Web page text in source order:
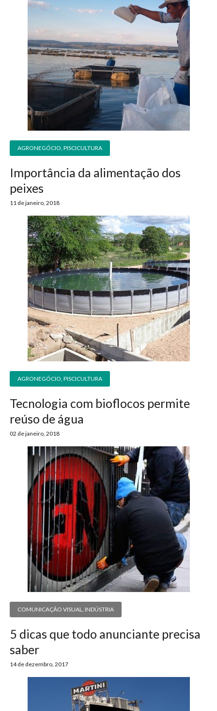
AGRONEGÓCIO PISCICULTURA
Importância da alimentação dos
peixes
11 de janeiro, 2018
AGRONEGÓCIO PISCICULTURA
Tecnologia com bioflocos permite
reúso de água
02 de janeiro, 2018
COMUNICAÇÃO VISUAL INDÚSTRIA
5 dicas que todo anunciante precisa
saber
14 de dezembro, 2017